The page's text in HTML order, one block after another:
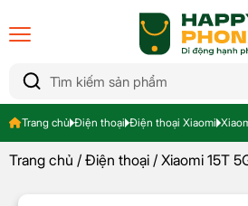
Trang chủ Điện thoại Điện thoại Xiaomi
Trang chủ / Điện thoại / Xiaomi 15T